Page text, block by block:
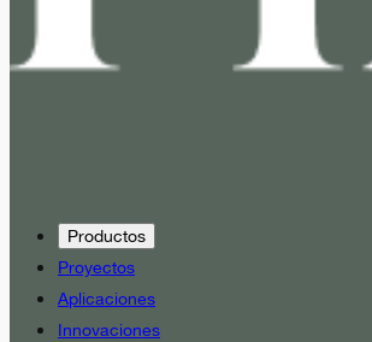
Productos
Proyectos
Aplicaciones
Innovaciones